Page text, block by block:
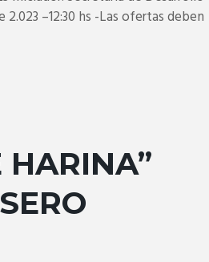
–12:30 hs -Las ofertas deben
HARINA”